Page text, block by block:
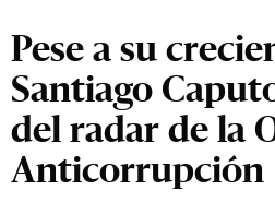
Pese a su
Santiago
del radar de la
Anticorrupción